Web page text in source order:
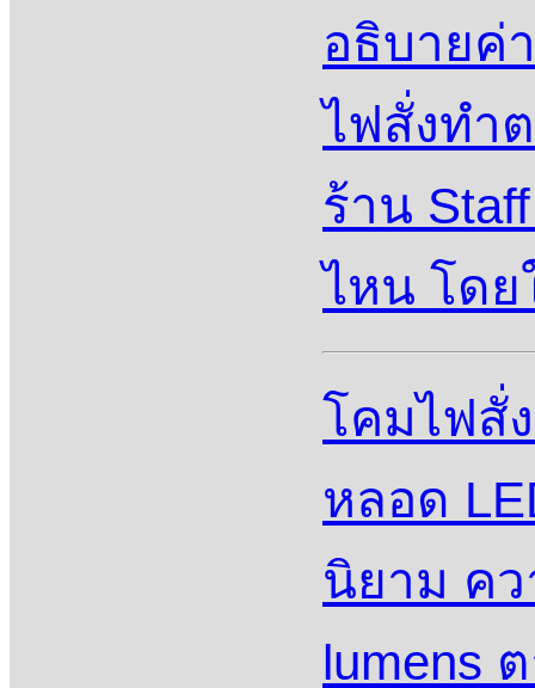
อธิบายค่
ไฟสั่งทำ
ร้าน
ไหน โดย
โคมไฟสั่
หลอด
นิยาม ค
lumens